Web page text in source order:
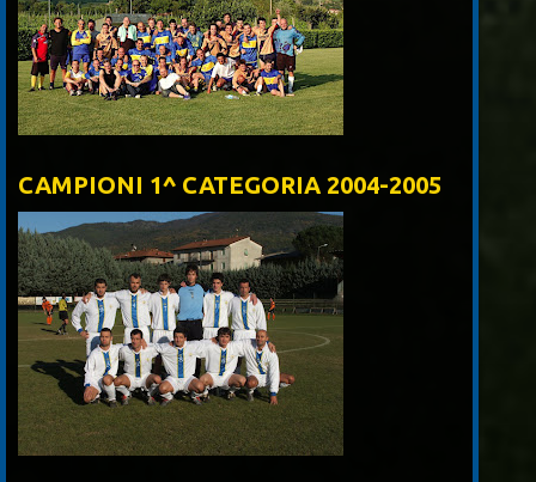
CAMPIONI 1^ CATEGORIA 2004-2005